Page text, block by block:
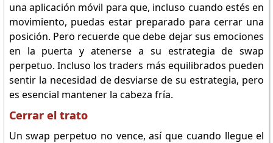
una aplicación móvil para que, incluso cuando estés en
movimiento, puedas estar preparado para cerrar una
posición. Pero recuerde que debe dejar sus emociones
en la puerta y atenerse a su estrategia de swap
perpetuo. Incluso los traders más equilibrados pueden
sentir la necesidad de desviarse de su estrategia, pero
es esencial mantener la cabeza fría.
Cerrar el trato
Un swap perpetuo no vence, así que cuando llegue el